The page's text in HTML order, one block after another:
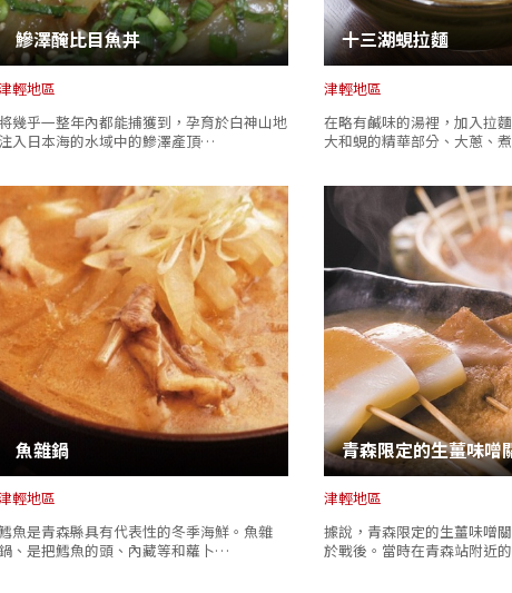
鰺澤醃比目魚丼
輕地區
幾乎一整年內都能捕獲到，孕育於白神山地
注入日本海的水域中的鰺澤產頂…
十三湖蜆拉麵
津輕地區
在略有鹹味的湯裡，加入拉
大和蜆的精華部分、大蔥、
魚雜鍋
輕地區
魚是青森縣具有代表性的冬季海鮮。魚雜
鍋、是把鱈魚的頭、內藏等和蘿卜…
青森限定的生薑味噌
津輕地區
據說，青森限定的生薑味噌
於戰後。當時在青森站附近
Twitter分享
Facebook分享
複製連結